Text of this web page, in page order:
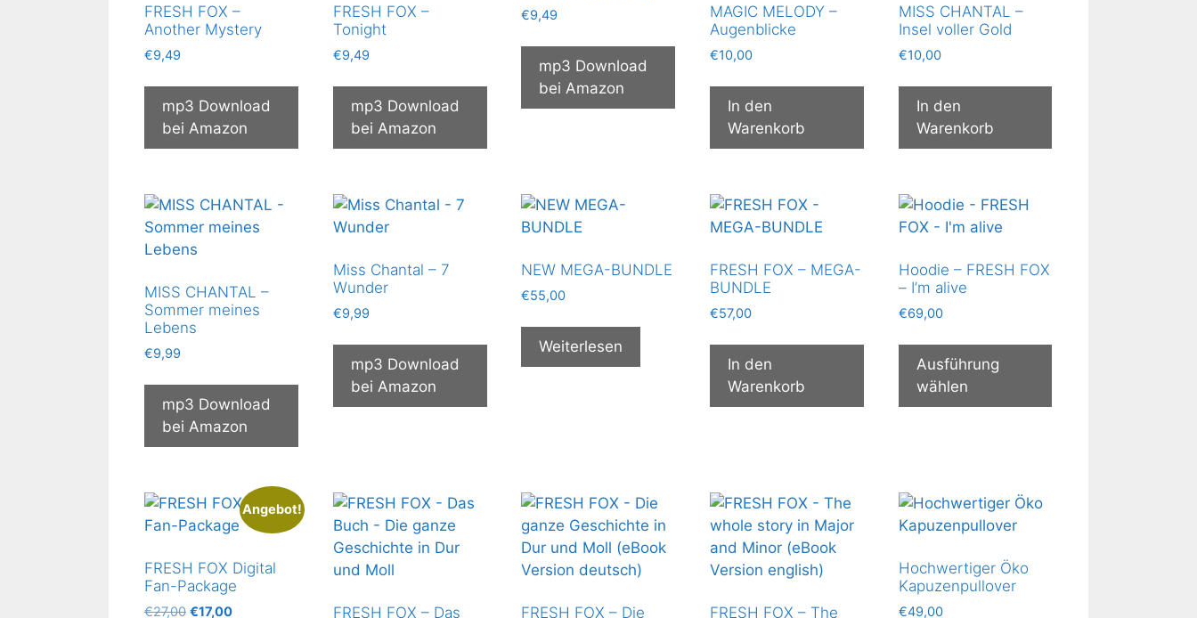
FRESH FOX –
Another Mystery
€9,49
mp3 Download
bei Amazon
FRESH FOX –
Tonight
€9,49
mp3 Download
bei Amazon
€9,49
mp3 Download
bei Amazon
MAGIC MELODY –
Augenblicke
€10,00
In den
Warenkorb
MISS CHANTAL –
Insel voller Gold
€10,00
In den
Warenkorb
MISS CHANTAL –
Sommer meines
Lebens
€9,99
mp3 Download
bei Amazon
Miss Chantal – 7
Wunder
€9,99
mp3 Download
bei Amazon
NEW MEGA-BUNDLE
€55,00
Weiterlesen
FRESH FOX – MEGA-
BUNDLE
€57,00
In den
Warenkorb
Hoodie – FRESH FOX
– I’m alive
€69,00
Ausführung
wählen
mehrere
Angebot!
FRESH FOX Digital
Fan-Package
€27,00 Ursprünglicher
€17,00Aktueller FRESH FOX – Das FRESH FOX – Die FRESH FOX – The
Hochwertiger Öko
Kapuzenpullover
€49,00